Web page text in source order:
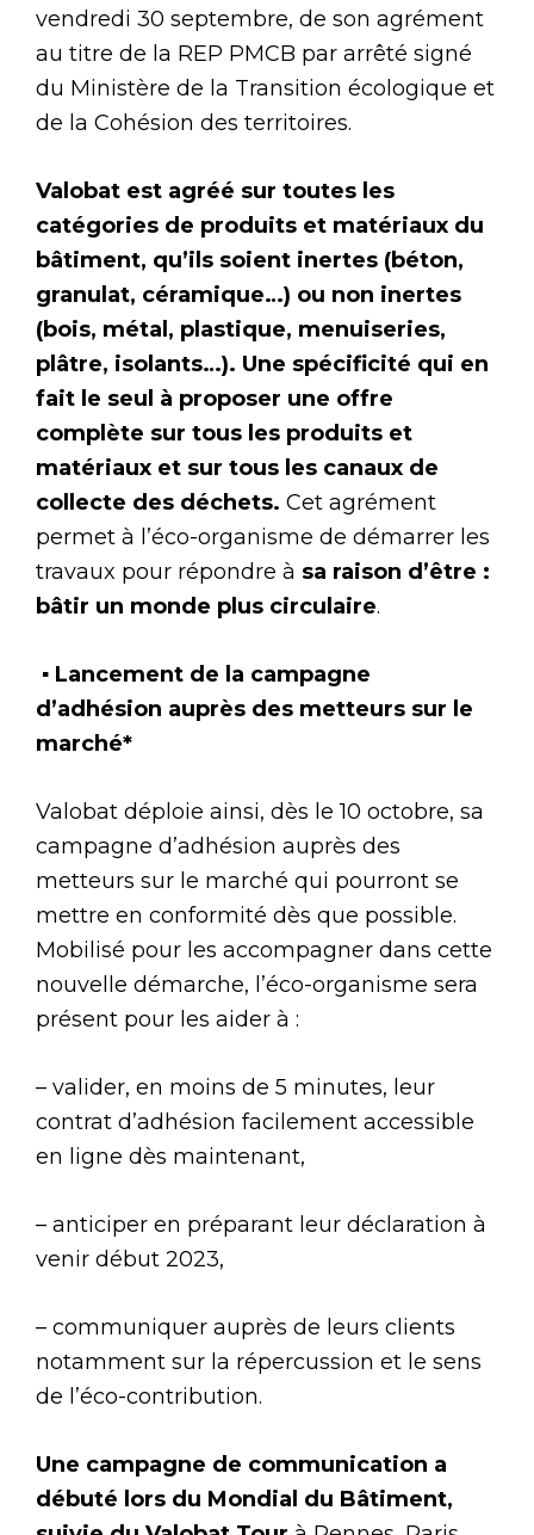
vendredi 30 septembre, de son agrément
au titre de la REP PMCB par arrêté signé
du Ministère de la Transition écologique et
de la Cohésion des territoires.
Valobat est agréé sur toutes les
catégories de produits et matériaux du
bâtiment, qu’ils soient inertes (béton,
granulat, céramique…) ou non inertes
(bois, métal, plastique, menuiseries,
plâtre, isolants…). Une spécificité qui en
fait le seul à proposer une offre
complète sur tous les produits et
matériaux et sur tous les canaux de
collecte des déchets. Cet agrément
permet à l’éco-organisme de démarrer les
travaux pour répondre à sa raison d’être :
bâtir un monde plus circulaire.
▪ Lancement de la campagne
d’adhésion auprès des metteurs sur le
marché*
Valobat déploie ainsi, dès le 10 octobre, sa
campagne d’adhésion auprès des
metteurs sur le marché qui pourront se
mettre en conformité dès que possible.
Mobilisé pour les accompagner dans cette
nouvelle démarche, l’éco-organisme sera
présent pour les aider à :
– valider, en moins de 5 minutes, leur
contrat d’adhésion facilement accessible
en ligne dès maintenant,
– anticiper en préparant leur déclaration à
venir début 2023,
– communiquer auprès de leurs clients
notamment sur la répercussion et le sens
de l’éco-contribution.
Une campagne de communication a
débuté lors du Mondial du Bâtiment,